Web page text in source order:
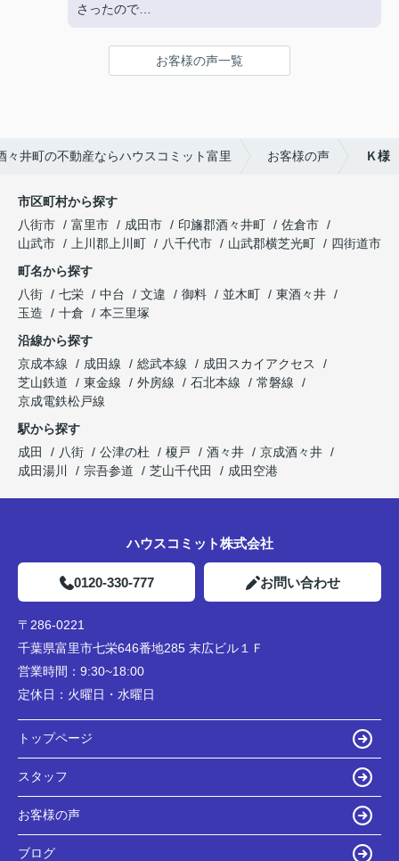
さったので
お客様の声一覧
々井町の不動産ならハウスコミット富里 お客様の声 Ｋ様
市区町村から探す
八街市
富里市 成田市 印旛郡酒々井町
佐倉市
山武市
上川郡上川町 八千代市 山武郡横芝光町
四街道市
町名から探す
八街
七栄 中台 文違 御料 並木町
東酒々井
玉造
十倉
本三里塚
沿線から探す
京成本線
成田線 総武本線
成田スカイアクセス
芝山鉄道
東金線 外房線 石北本線
常磐線
京成電鉄松戸線
駅から探す
成田
八街 公津の杜 榎戸 酒々井
京成酒々井
成田湯川
宗吾参道 芝山千代田 成田空港
ハウスコミット株式会社
0120-330-777 お問い合わせ
〒286-0221
千葉県富里市七栄646番地285 末広ビル１Ｆ
営業時間： 9:30~18:00
定休日： 火曜日・水曜日
トップページ
スタッフ
お客様の声
ブログ